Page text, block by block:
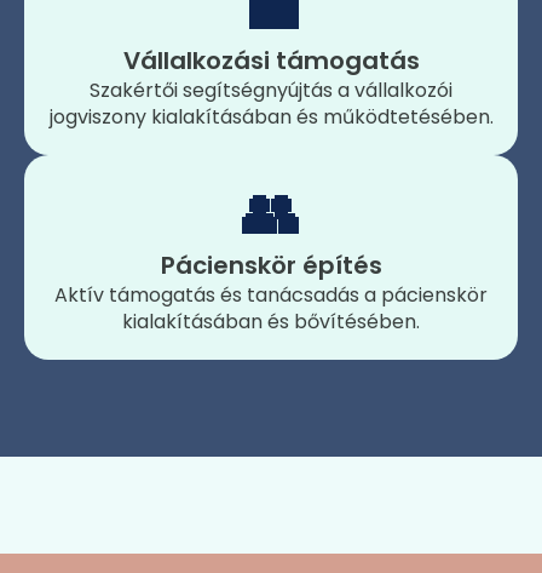
👥
Pácienskör építés
Aktív támogatás és tanácsadás a pácienskör
kialakításában és bővítésében.
Vállalkozási támogatás
Szakértői segítségnyújtás a vállalkozói
jogviszony kialakításában és működtetésében.